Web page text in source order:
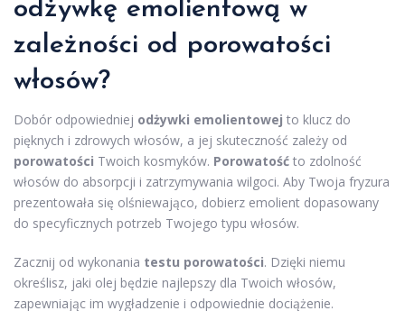
odżywkę emolientową w
zależności od porowatości
włosów?
Dobór odpowiedniej odżywki emolientowej to klucz do
pięknych i zdrowych włosów, a jej skuteczność zależy od
porowatości Twoich kosmyków. Porowatość to zdolność
włosów do absorpcji i zatrzymywania wilgoci. Aby Twoja fryzura
prezentowała się olśniewająco, dobierz emolient dopasowany
do specyficznych potrzeb Twojego typu włosów.
Zacznij od wykonania testu porowatości. Dzięki niemu
określisz, jaki olej będzie najlepszy dla Twoich włosów,
zapewniając im wygładzenie i odpowiednie dociążenie.